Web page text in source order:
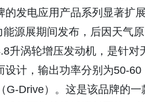
的发电应用产品系列显著扩
源展期间发布，后因天气
升涡轮增压发动机，是针
设计，输出功率分别为50-
G-Drive）。这是该品牌的